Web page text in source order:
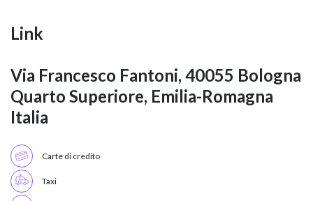
Link
Via Francesco Fantoni, 40055 Bologna
Quarto Superiore, Emilia-Romagna
Italia
Carte di credito
Taxi